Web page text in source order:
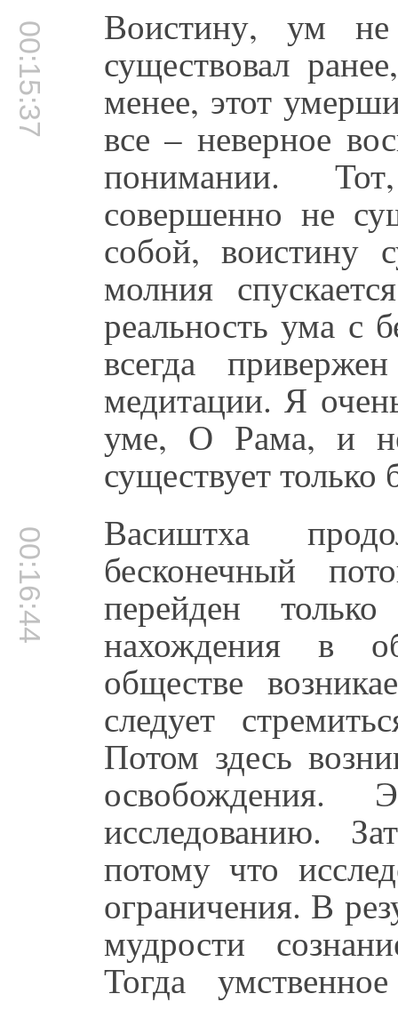
00:15:37 Воистину, ум
существовал
менее, этот
все – неверное
понимании.
совершенно не
собой, воистину
молния
реальность ума с
всегда
медитации. Я
уме, О Рама, и
существует только
00:16:44 Васиштха
бесконечный
перейден
нахождения в
обществе
следует
Потом здесь
освобождения.
исследованию.
потому что
ограничения. В
мудрости
Тогда